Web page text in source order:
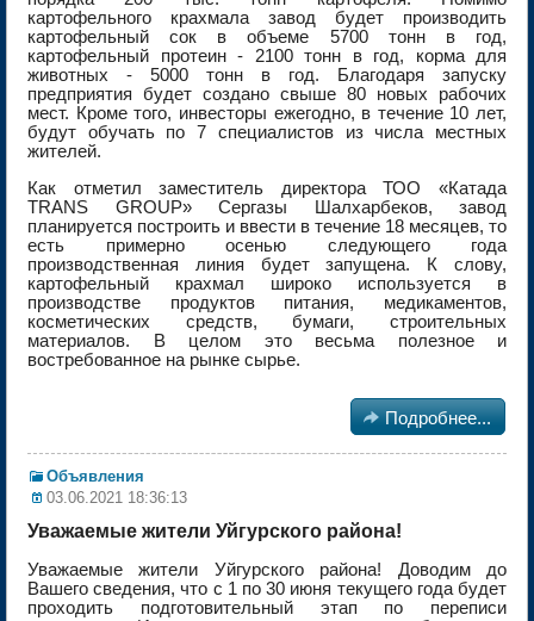
картофельного крахмала завод будет производить
картофельный сок в объеме 5700 тонн в год,
картофельный протеин - 2100 тонн в год, корма для
животных - 5000 тонн в год. Благодаря запуску
предприятия будет создано свыше 80 новых рабочих
мест. Кроме того, инвесторы ежегодно, в течение 10 лет,
будут обучать по 7 специалистов из числа местных
жителей.
Как отметил заместитель директора ТОО «Катада
TRANS GROUP» Сергазы Шалхарбеков, завод
планируется построить и ввести в течение 18 месяцев, то
есть примерно осенью следующего года
производственная линия будет запущена. К слову,
картофельный крахмал широко используется в
производстве продуктов питания, медикаментов,
косметических средств, бумаги, строительных
материалов. В целом это весьма полезное и
востребованное на рынке сырье.
 Подробнее...
Объявления
03.06.2021 18:36:13
Уважаемые жители Уйгурского района!
Уважаемые жители Уйгурского района! Доводим до
Вашего сведения, что с 1 по 30 июня текущего года будет
проходить подготовительный этап по переписи